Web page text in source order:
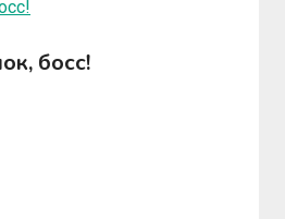
босс!